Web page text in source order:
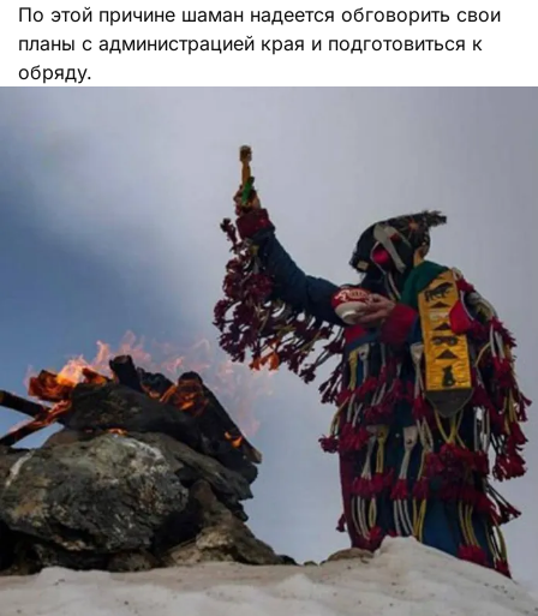
По этой причине шаман надеется обговорить свои
планы с администрацией края и подготовиться к
обряду.